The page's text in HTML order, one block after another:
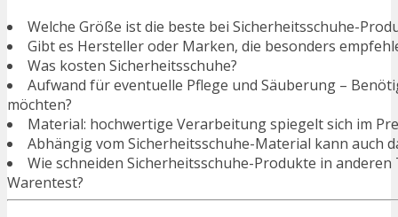
Welche Größe ist die beste bei Sicherheitsschuhe-
Gibt es Hersteller oder Marken, die besonders
Was kosten Sicherheitsschuhe?
Aufwand für eventuelle Pflege und Säuberung –
möchten?
Material: hochwertige Verarbeitung spiegelt sich im
Abhängig vom Sicherheitsschuhe-Material kann auch
Wie schneiden Sicherheitsschuhe-Produkte in
Warentest?